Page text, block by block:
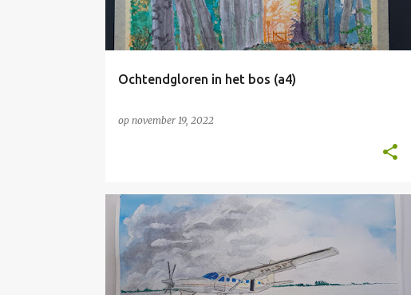
s
Ochtendgloren in het bos (a4)
op november 19, 2022
NIET TE KOOP